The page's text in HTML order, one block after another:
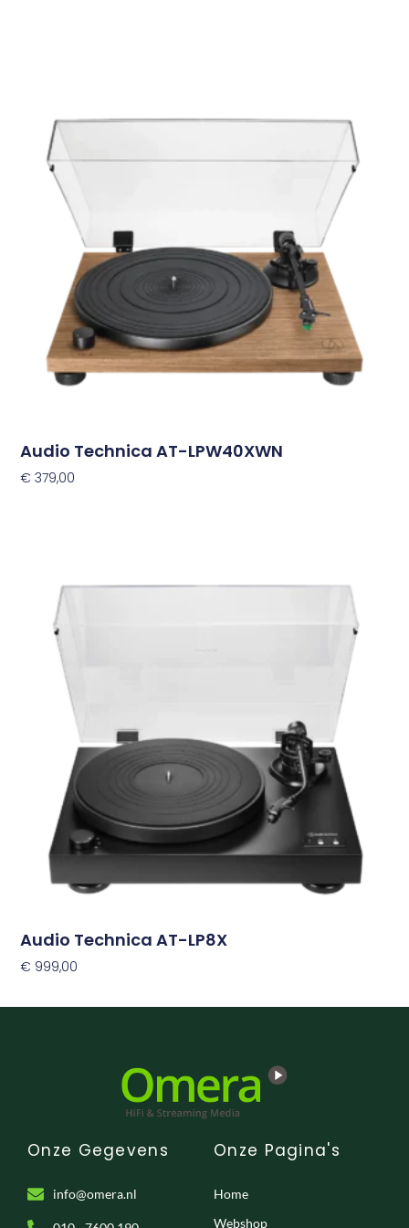
Audio Technica AT-LPW40XWN
€ 379,00
Audio Technica AT-LP8X
€ 999,00
Onze Gegevens
info@omera.nl
Onze Pagina's
Home
Webshop